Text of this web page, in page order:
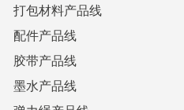
打包材料产品线
配件产品线
胶带产品线
墨水产品线